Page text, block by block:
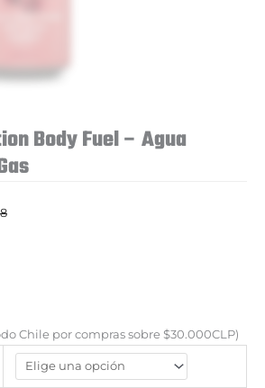
Body Fuel – Agua
$2.282.
Chile por compras sobre $30.000CLP)